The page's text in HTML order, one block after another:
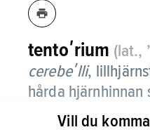
tentoʹrium (lat.,
cerebeʹlli,
hårda hjärnhinnan
lillhjärnan.
Vill du